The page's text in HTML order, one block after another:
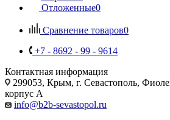
Отложенные0
Сравнение товаров0
+7 - 8692 - 99 - 9614
Контактная информация
299053, Крым, г. Севастополь,
корпус А
info@b2b-sevastopol.ru